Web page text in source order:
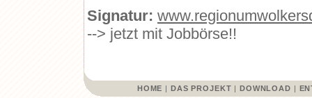
Signatur:
--> jetzt mit Jobbörse!!
HOME | DAS PROJEKT | DOWNLOAD |